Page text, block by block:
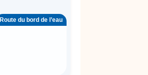
Route du bord de l’eau